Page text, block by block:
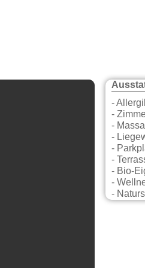
-
-
-
-
-
-
- Bio-
-
-